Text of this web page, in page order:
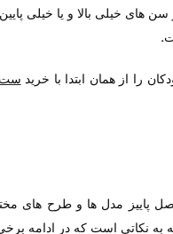
خیلی بالا و یا خیلی
.
را از همان ابتدا با خرید ست
مدل ها و طرح های
به نکاتی است که در ادامه